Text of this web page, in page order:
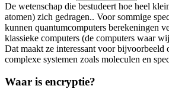
De wetenschap die bestudeert hoe heel
atomen) zich gedragen.. Voor sommige
kunnen quantumcomputers berekeningen
klassieke computers (de computers waar
Dat maakt ze interessant voor bijvoorbeeld
complexe systemen zoals moleculen en
Waar is encryptie?